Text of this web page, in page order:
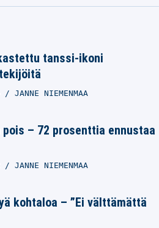
tanssi-ikoni
JANNE NIEMENMAA
– 72 prosenttia ennustaa
JANNE NIEMENMAA
kohtaloa – ”Ei välttämättä